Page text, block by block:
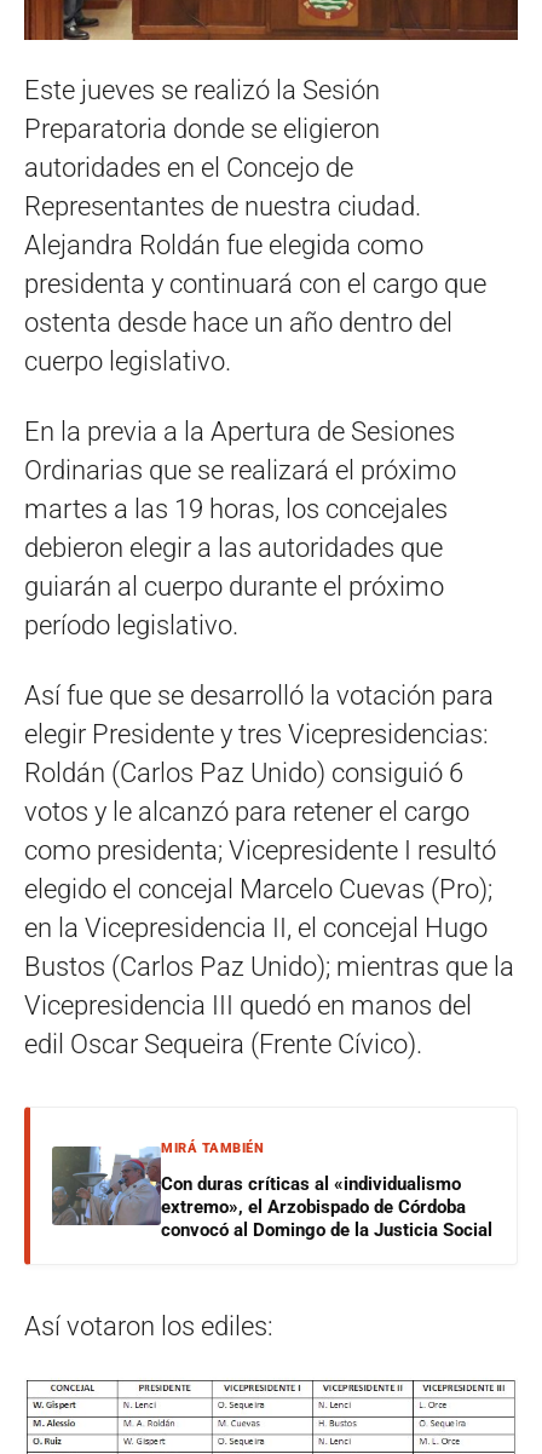
Este jueves se realizó la Sesión
Preparatoria donde se eligieron
autoridades en el Concejo de
Representantes de nuestra ciudad.
Alejandra Roldán fue elegida como
presidenta y continuará con el cargo que
ostenta desde hace un año dentro del
cuerpo legislativo.
En la previa a la Apertura de Sesiones
Ordinarias que se realizará el próximo
martes a las 19 horas, los concejales
debieron elegir a las autoridades que
guiarán al cuerpo durante el próximo
período legislativo.
Así fue que se desarrolló la votación para
elegir Presidente y tres Vicepresidencias:
Roldán (Carlos Paz Unido) consiguió 6
votos y le alcanzó para retener el cargo
como presidenta; Vicepresidente I resultó
elegido el concejal Marcelo Cuevas (Pro);
en la Vicepresidencia II, el concejal Hugo
Bustos (Carlos Paz Unido); mientras que la
Vicepresidencia III quedó en manos del
edil Oscar Sequeira (Frente Cívico).
MIRÁ TAMBIÉN
Con duras críticas al «individualismo
extremo», el Arzobispado de Córdoba
convocó al Domingo de la Justicia Social
Así votaron los ediles: